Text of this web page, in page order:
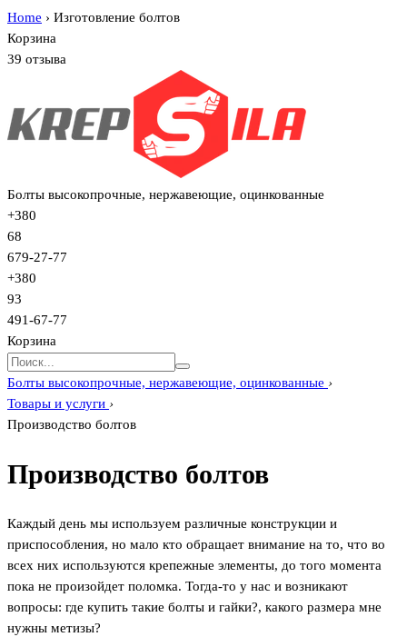
Home › Изготовление болтов
Корзина
39 отзыва
Болты высокопрочные, нержавеющие, оцинкованные
+380
68
679-27-77
+380
93
491-67-77
Корзина
Болты высокопрочные, нержавеющие, оцинкованные ›
Товары и услуги ›
Производство болтов
Производство болтов
Каждый день мы используем различные конструкции и
приспособления, но мало кто обращает внимание на то, что во
всех них используются крепежные элементы, до того момента
пока не произойдет поломка. Тогда-то у нас и возникают
вопросы: где купить такие болты и гайки?, какого размера мне
нужны метизы?